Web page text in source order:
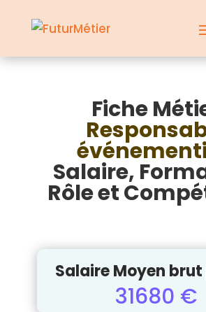
Fiche
Salaire,
Rôle et
Salaire Moyen
31680 €